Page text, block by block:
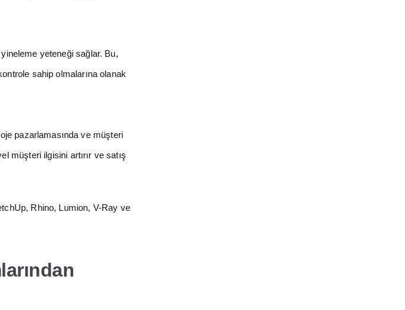
yeteneği sağlar. Bu,
sahip olmalarına olanak
pazarlamasında ve müşteri
müşteri ilgisini artırır ve satış
Rhino, Lumion, V-Ray ve